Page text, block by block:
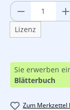
Produkt
Lizenz
Sie erwerben
Blätterbuch
Zum Merkzettel